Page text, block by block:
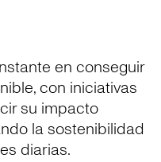
en conseguir
con iniciativas
su impacto
la sostenibilidad
diarias.